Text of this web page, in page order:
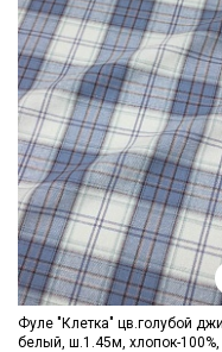
Фуле "Клетка" цв.голубой
белый, ш.1.45м, хлопок-100%,